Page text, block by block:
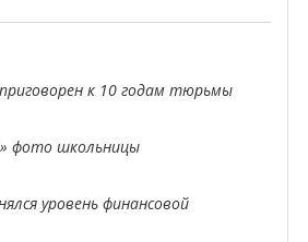
к 10 годам тюрьмы
фото школьницы
уровень финансовой